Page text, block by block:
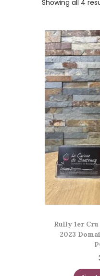
Showing all 4
Rully 1er Cru
2023